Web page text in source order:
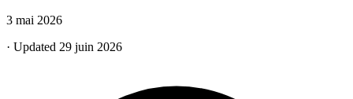
3 mai 2026
· Updated 29 juin 2026